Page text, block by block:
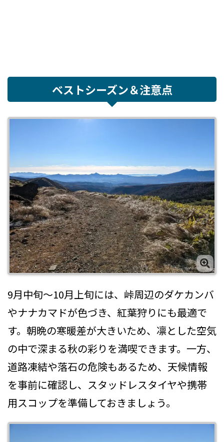
ベストシーズン＆注意点
9月中旬〜10月上旬には、峠周辺のダケカンバ
やナナカマドが色づき、紅葉狩りにも最適で
す。朝晩の寒暖差が大きいため、凛とした空気
の中で深まる秋の彩りを満喫できます。一方、
道路凍結や落石の危険もあるため、天候情報
を事前に確認し、スタッドレスタイヤや携帯
用スコップを準備しておきましょう。